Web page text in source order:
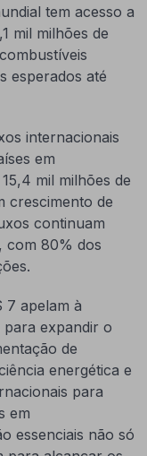
tem acesso a
mil milhões de
esperados até
internacionais
em
mil milhões de
crescimento de
continuam
com 80% dos
7 apelam à
expandir o
de
energética e
para
em
essenciais não só